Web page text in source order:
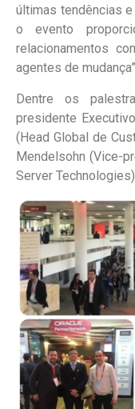
últimas tendências
o evento
relacionamentos
agentes de
Dentre os
presidente
(Head Global de
Mendelsohn (Vice-
Server